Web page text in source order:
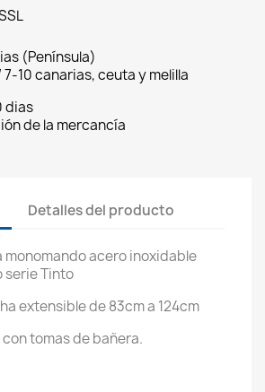
(Península)
10 canarias, ceuta y melilla
dias
de la mercancía
Detalles del producto
monomando acero inoxidable
serie Tinto
extensible de 83cm a 124cm
tomas de bañera.